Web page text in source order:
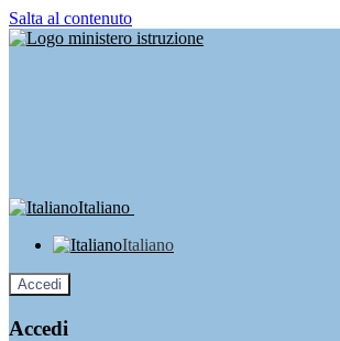
Salta al contenuto
Italiano
Italiano
Accedi
Accedi